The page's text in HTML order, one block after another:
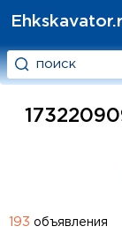
193 объявления